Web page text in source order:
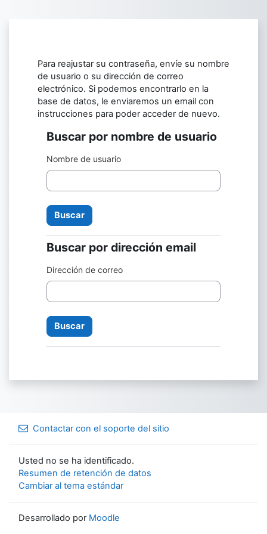
Para reajustar su contraseña, envíe su nombre
de usuario o su dirección de correo
electrónico. Si podemos encontrarlo en la
base de datos, le enviaremos un email con
instrucciones para poder acceder de nuevo.
Buscar por nombre de usuario
Buscar por nombre de usuario
Nombre de usuario
Buscar por dirección email
Buscar por dirección email
Dirección de correo
Contactar con el soporte del sitio
Usted no se ha identificado.
Resumen de retención de datos
Cambiar al tema estándar
Desarrollado por Moodle